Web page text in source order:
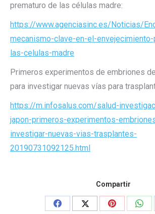
prematuro de las células madre:
https://www.agenciasinc.es/Noticias/
mecanismo-clave-en-el-
las-celulas-madre
Primeros experimentos de embriones
para investigar nuevas vías para
https://m.infosalus.com/salud-
japon-primeros-experimentos-
investigar-nuevas-vias-trasplantes-
20190731092125.html
Compartir
Share Share Share